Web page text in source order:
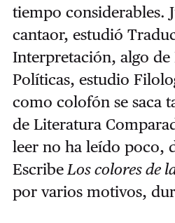
tiempo considerables.
cantaor, estudió
Interpretación, algo de
Políticas, estudio
como colofón se saca
de Literatura
leer no ha leído poco,
EscribeLos colores de
por varios motivos,